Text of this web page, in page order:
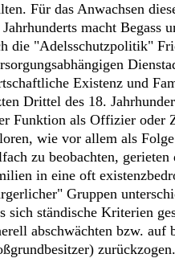
Für das Anwachsen
Jahrhunderts macht Begass
die "Adelsschutzpolitik"
Existenz und
Drittel des 18.
Funktion als Offizier oder
wie vor allem als
zu beobachten,
in eine oft
Gruppen
sich ständische Kriterien
abschwächten bzw. auf
zurückzogen.